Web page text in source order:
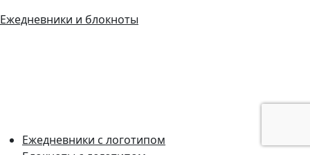
Ежедневники и блокноты
Ежедневники с логотипом